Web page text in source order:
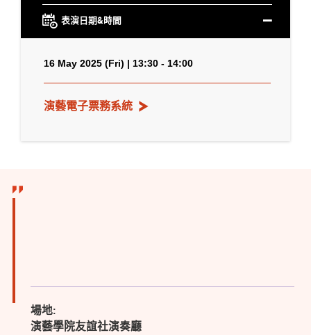
表演日期&時間
16 May 2025 (Fri) | 13:30 - 14:00
演藝電子票務系統
場地:
演藝學院友誼社演奏廳